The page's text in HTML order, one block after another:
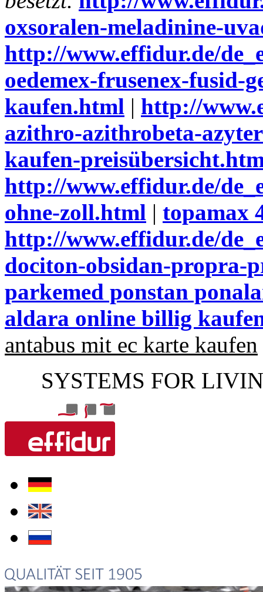
oxsoralen-meladinine-
http://www.effidur.de/
oedemex-frusenex-fusid-
kaufen.html | http://
azithro-azithrobeta-
kaufen-
http://www.effidur.de/
ohne-zoll.html | topamax
http://www.effidur.de/
dociton-obsidan-propra-
parkemed ponstan
aldara online billig
antabus mit ec karte kaufen
SYSTEMS FOR